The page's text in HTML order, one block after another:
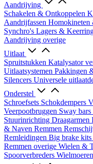
Aandrijving
Schakelen & Ontkoppelen
Aandrijfassen Homokineten
Synchro's Lagers &
Aandrijving overige
Uitlaat
Spruitstukken Katalysator
Uitlaatsystemen Pakkingen
Silencers Universele
Onderstel
Schroefsets Schokdempers
Veerpootbruggen Sway
Stuurinrichting Draagarmen
& Naven Remmen
Remleidingen Big brake kits
Remmen overige Wielen &
Spoorverbreders Wielmoeren